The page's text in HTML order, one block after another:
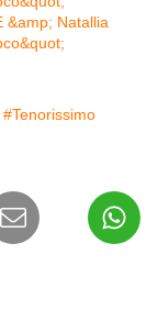
#Tenorissimo